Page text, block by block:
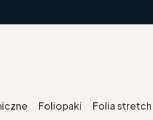
Foliopaki Folia stretch